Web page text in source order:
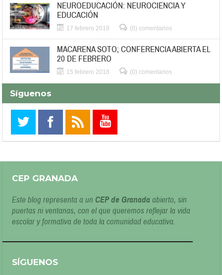
NEUROEDUCACIÓN: NEUROCIENCIA Y
EDUCACIÓN
17 febrero 2018 (0) comentarios
MACARENA SOTO; CONFERENCIA ABIERTA EL
20 DE FEBRERO
15 febrero 2018 (0) comentarios
Síguenos
CEP GRANADA
Este blog representa a un CEP de Granadaabierto, sin
puertas ni ventanas, con el que queremos reflejar la vida
escolar y formativa de toda la comunidad educativa.
SÍGUENOS